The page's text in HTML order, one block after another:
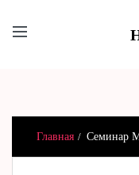
Главная Семинар